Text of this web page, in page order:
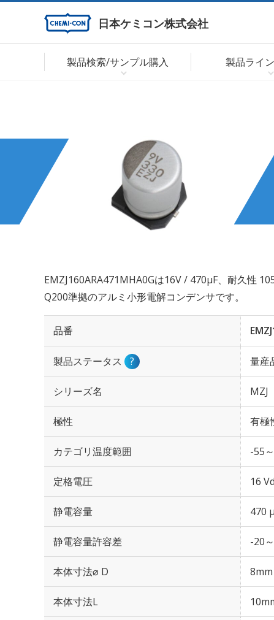
日本ケミコン株式会社
製品検索/サンプル購入 製品ライ
EMZJ160ARA471MHA0Gは16V / 470µF、耐久性
Q200準拠のアルミ小形電解コンデンサです。
品番
製品ステータス ? 量産
シリーズ名 MZJ
極性 有極
カテゴリ温度範囲 -55
定格電圧 16
静電容量 470
静電容量許容差 -20
本体寸法⌀ D 8mm
本体寸法L